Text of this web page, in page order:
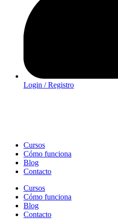
Login / Registro
Cursos
Cómo funciona
Blog
Contacto
Cursos
Cómo funciona
Blog
Contacto